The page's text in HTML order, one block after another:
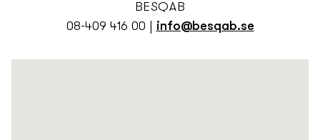
BESQAB
08-409 416 00
info@besqab.se